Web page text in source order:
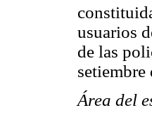
usuarios
de las
setiembre
Área del